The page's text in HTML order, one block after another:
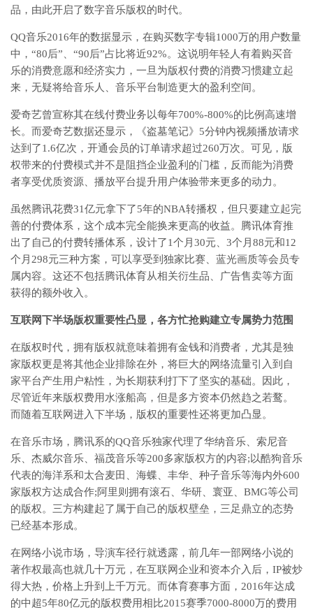
品，由此开启了数字音乐版权的时代。
QQ音乐2016年的数据显示，在购买数字专辑1000万的用户数量
中，“80后”、“90后”占比将近92%。这说明年轻人有着购买音
乐的消费意愿和经济实力，一旦为版权付费的消费习惯建立起
来，无疑将给音乐人、音乐平台制造更大的盈利空间。
爱奇艺曾宣称其在线付费业务以每年700%-800%的比例高速增
长。而爱奇艺数据还显示，《盗墓笔记》5分钟内视频播放请求
达到了1.6亿次，开通会员的订单请求超过260万次。可见，版
权带来的付费模式并不是阻挡企业盈利的门槛，反而能为消费
者享受优质资源、播放平台提升用户体验带来更多的动力。
虽然腾讯花费31亿元拿下了5年的NBA转播权，但只要建立起完
善的付费体系，这个成本完全能换来更高的收益。腾讯体育推
出了自己的付费转播体系，设计了1个月30元、3个月88元和12
个月298元三种方案，可以享受到独家比赛、蓝光画质等会员专
属内容。这还不包括腾讯体育从相关衍生品、广告售卖等方面
获得的额外收入。
互联网下半场版权重要性凸显，各方忙抢购建立专属势力范围
在版权时代，拥有版权就意味着拥有金钱和消费者，尤其是独
家版权更是将其他企业排除在外，将巨大的网络流量引入到自
家平台产生用户粘性，为长期获利打下了坚实的基础。因此，
尽管近年来版权费用水涨船高，但是多方资本仍然趋之若鹜。
而随着互联网进入下半场，版权的重要性还将更加凸显。
在音乐市场，腾讯系的QQ音乐独家代理了华纳音乐、索尼音
乐、杰威尔音乐、福茂音乐等200多家版权方的内容;以酷狗音乐
代表的海洋系和太合麦田、海蝶、丰华、种子音乐等海内外600
家版权方达成合作;阿里则拥有滚石、华研、寰亚、BMG等公司
的版权。三方构建起了属于自己的版权壁垒，三足鼎立的态势
已经基本形成。
在网络小说市场，导演车径行就透露，前几年一部网络小说的
著作权最高也就几十万元，在互联网企业和资本介入后，IP被炒
得大热，价格上升到上千万元。而体育赛事方面，2016年达成
的中超5年80亿元的版权费用相比2015赛季7000-8000万的费用